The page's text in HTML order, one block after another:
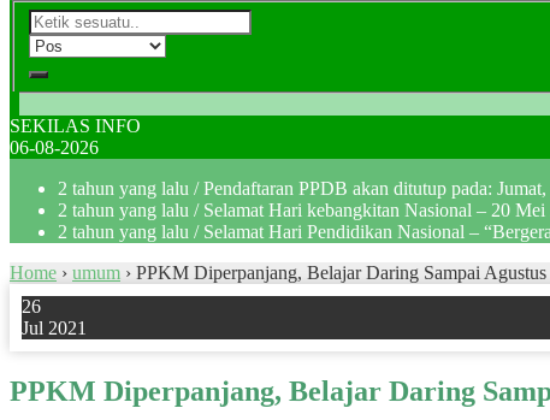
SEKILAS INFO
06-08-2026
2 tahun yang lalu / Pendaftaran PPDB akan ditutup pada:
2 tahun yang lalu / Selamat Hari kebangkitan Nasional – 20 Mei
2 tahun yang lalu / Selamat Hari Pendidikan Nasional –
Home › umum › PPKM Diperpanjang, Belajar Daring Sampai Agustus
26
Jul 2021
PPKM Diperpanjang, Belajar Daring